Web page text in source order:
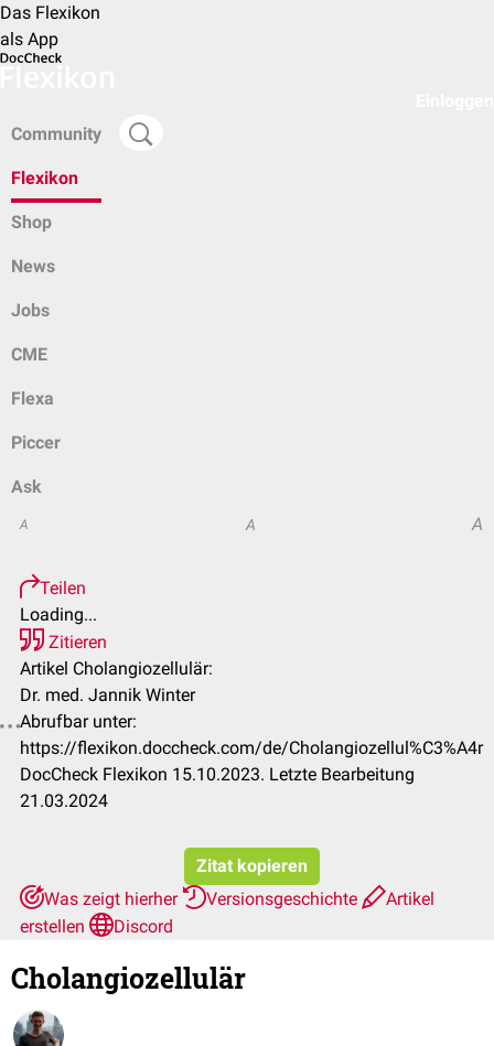
Das Flexikon
als App
Community
Flexikon
Shop
News
Jobs
CME
Flexa
Piccer
Ask
A A A
Teilen
Loading...
Zitieren
Artikel Cholangiozellulär:
Dr. med. Jannik Winter
Abrufbar unter:
https://flexikon.doccheck.com/de/Cholangiozellul%C3%A4r
DocCheck Flexikon 15.10.2023. Letzte Bearbeitung
21.03.2024
Zitat kopieren
Was zeigt hierher
Versionsgeschichte
Artikel
erstellen
Discord
Cholangiozellulär